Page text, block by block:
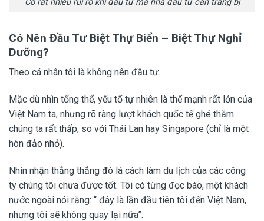
Có Nên Đầu Tư Biệt Thự Biển – Biệt Thự Nghỉ
Dưỡng?
Theo cá nhân tôi là không nên đầu tư.
Mặc dù nhìn tổng thể, yếu tố tự nhiên là thế mạnh rất lớn của
Việt Nam ta, nhưng rõ ràng lượt khách quốc tế ghé thăm
chúng ta rất thấp, so với Thái Lan hay Singapore (chỉ là một
hòn đảo nhỏ).
Nhìn nhận thẳng thắng đó là cách làm du lịch của các công
ty chúng tôi chưa được tốt. Tôi có từng đọc báo, một khách
nước ngoài nói rằng: “ đây là lần đầu tiên tôi đến Việt Nam,
nhưng tôi sẽ không quay lại nữa”.